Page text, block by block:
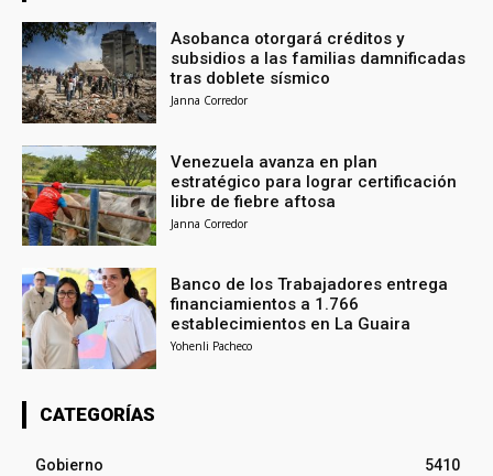
Asobanca otorgará créditos y
subsidios a las familias damnificadas
tras doblete sísmico
Janna Corredor
Venezuela avanza en plan
estratégico para lograr certificación
libre de fiebre aftosa
Janna Corredor
Banco de los Trabajadores entrega
financiamientos a 1.766
establecimientos en La Guaira
Yohenli Pacheco
CATEGORÍAS
Gobierno
5410